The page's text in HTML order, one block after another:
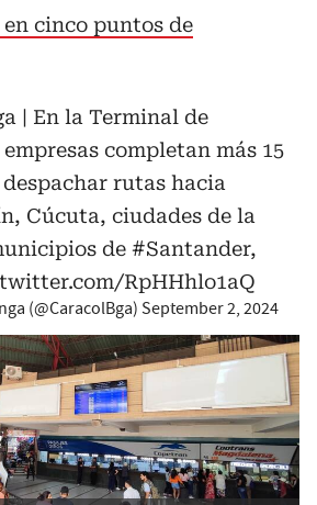
cinco puntos de
| En la Terminal de
completan más 15
rutas hacia
Cúcuta, ciudades de la
de #Santander,
RpHHhlo1aQ
(@CaracolBga) September 2, 2024